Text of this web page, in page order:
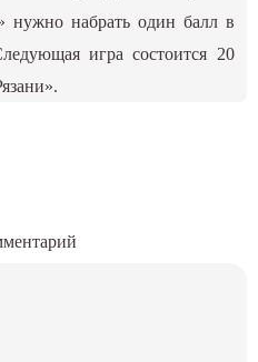
нужно набрать один балл в
игра состоится 20